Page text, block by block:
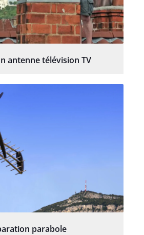
antenne télévision TV
parabole